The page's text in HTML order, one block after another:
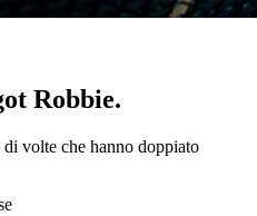
Robbie.
volte che hanno doppiato